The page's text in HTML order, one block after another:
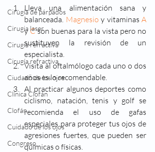
Cirugía de párpados
Cirugia laser
Cirugia refractiva
Cirugía refractiva
Ciudado de los ojos
Clínica Clofán
Clofán
Cuidado de los ojos
Congreso
Lleva una alimentación sana y
balanceada. Magnesio y vitaminas A
y C son buenas para la vista pero no
sustituyen la revisión de un
especialista.
Visita al oftalmólogo cada uno o dos
años es lo recomendable.
Al practicar algunos deportes como
ciclismo, natación, tenis y golf se
recomienda el uso de gafas
especiales para proteger tus ojos de
agresiones fuertes, que pueden ser
químicas o físicas.